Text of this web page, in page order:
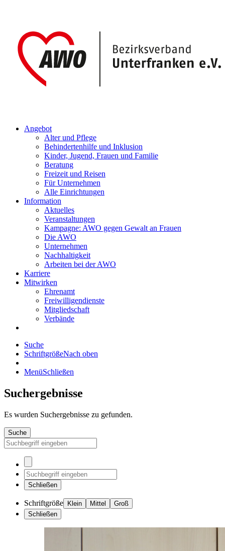
Angebot
Alter und Pflege
Behindertenhilfe und Inklusion
Kinder, Jugend, Frauen und Familie
Beratung
Freizeit und Reisen
Für Unternehmen
Alle Einrichtungen
Information
Aktuelles
Veranstaltungen
Kampagne: AWO gegen Gewalt an Frauen
Die AWO
Unternehmen
Nachhaltigkeit
Arbeiten bei der AWO
Karriere
Mitwirken
Ehrenamt
Freiwilligendienste
Mitgliedschaft
Verbände
Suche
SchriftgrößeNach oben
MenüSchließen
Suchergebnisse
Es wurden Suchergebnisse zu gefunden.
Suche
Schließen
Schriftgröße Klein Mittel
Groß
Schließen